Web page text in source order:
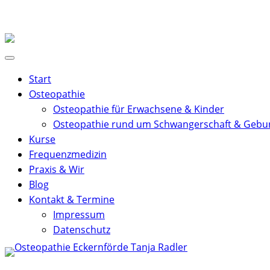
springen
Start
Osteopathie
Osteopathie für Erwachsene & Kinder
Osteopathie rund um Schwangerschaft &
Kurse
Frequenzmedizin
Praxis & Wir
Blog
Kontakt & Termine
Impressum
Datenschutz